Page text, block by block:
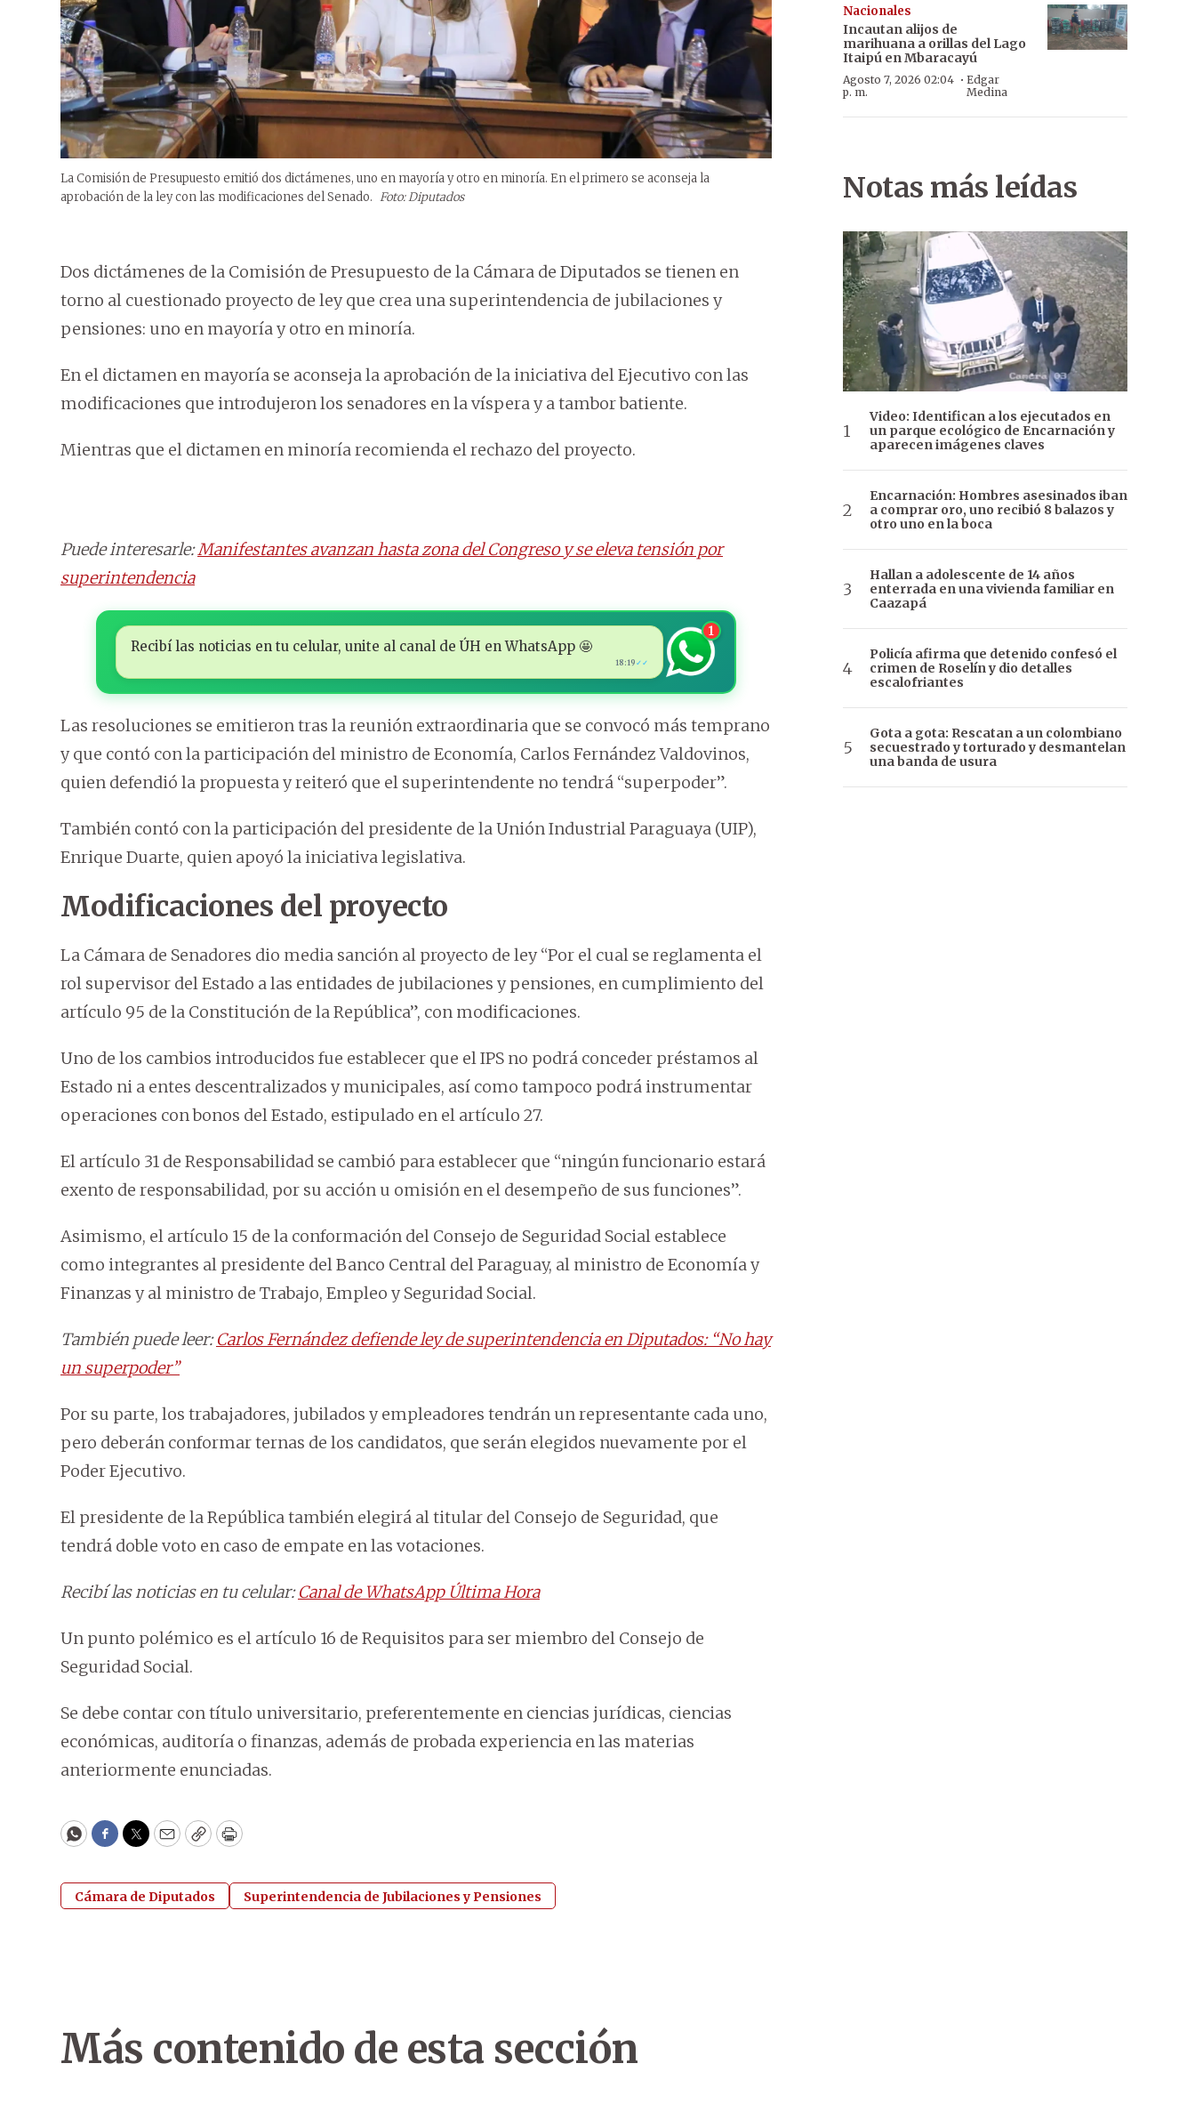
La Comisión de Presupuesto emitió dos dictámenes, uno en mayoría y otro en minoría. En el primero se aconseja la
aprobación de la ley con las modificaciones del Senado. Foto: Diputados
Dos dictámenes de la Comisión de Presupuesto de la Cámara de Diputados se tienen en
torno al cuestionado proyecto de ley que crea una superintendencia de jubilaciones y
pensiones: uno en mayoría y otro en minoría.
En el dictamen en mayoría se aconseja la aprobación de la iniciativa del Ejecutivo con las
modificaciones que introdujeron los senadores en la víspera y a tambor batiente.
Mientras que el dictamen en minoría recomienda el rechazo del proyecto.
Puede interesarle:Manifestantes avanzan hasta zona del Congreso y se eleva tensión por
superintendencia
Recibí las noticias en tu celular, unite al canal de ÚH en WhatsApp 🤩
18:19 ✓✓
1
Las resoluciones se emitieron tras la reunión extraordinaria que se convocó más temprano
y que contó con la participación del ministro de Economía, Carlos Fernández Valdovinos,
quien defendió la propuesta y reiteró que el superintendente no tendrá “superpoder”.
También contó con la participación del presidente de la Unión Industrial Paraguaya (UIP),
Enrique Duarte, quien apoyó la iniciativa legislativa.
Modificaciones del proyecto
La Cámara de Senadores dio media sanción al proyecto de ley “Por el cual se reglamenta el
rol supervisor del Estado a las entidades de jubilaciones y pensiones, en cumplimiento del
artículo 95 de la Constitución de la República”, con modificaciones.
Uno de los cambios introducidos fue establecer que el IPS no podrá conceder préstamos al
Estado ni a entes descentralizados y municipales, así como tampoco podrá instrumentar
operaciones con bonos del Estado, estipulado en el artículo 27.
El artículo 31 de Responsabilidad se cambió para establecer que “ningún funcionario estará
exento de responsabilidad, por su acción u omisión en el desempeño de sus funciones”.
Asimismo, el artículo 15 de la conformación del Consejo de Seguridad Social establece
como integrantes al presidente del Banco Central del Paraguay, al ministro de Economía y
Finanzas y al ministro de Trabajo, Empleo y Seguridad Social.
También puede leer:Carlos Fernández defiende ley de superintendencia en Diputados: “No hay
un superpoder”
Por su parte, los trabajadores, jubilados y empleadores tendrán un representante cada uno,
pero deberán conformar ternas de los candidatos, que serán elegidos nuevamente por el
Poder Ejecutivo.
El presidente de la República también elegirá al titular del Consejo de Seguridad, que
tendrá doble voto en caso de empate en las votaciones.
Recibí las noticias en tu celular:Canal de WhatsApp Última Hora
Un punto polémico es el artículo 16 de Requisitos para ser miembro del Consejo de
Seguridad Social.
Se debe contar con título universitario, preferentemente en ciencias jurídicas, ciencias
económicas, auditoría o finanzas, además de probada experiencia en las materias
anteriormente enunciadas.
WhatsApp
Facebook
Twitter
EmailCopyPrint
Cámara de Diputados Superintendencia de Jubilaciones y Pensiones
Nacionales
Incautan alijos de
marihuana a orillas del Lago
Itaipú en Mbaracayú
Agosto 7, 2026 02:04
p. m.
· Edgar
Medina
Notas más leídas
Video: Identifican a los ejecutados en
un parque ecológico de Encarnación y
aparecen imágenes claves
Encarnación: Hombres asesinados iban
a comprar oro, uno recibió 8 balazos y
otro uno en la boca
Hallan a adolescente de 14 años
enterrada en una vivienda familiar en
Caazapá
Policía afirma que detenido confesó el
crimen de Roselín y dio detalles
escalofriantes
Gota a gota: Rescatan a un colombiano
secuestrado y torturado y desmantelan
una banda de usura
Más contenido de esta sección